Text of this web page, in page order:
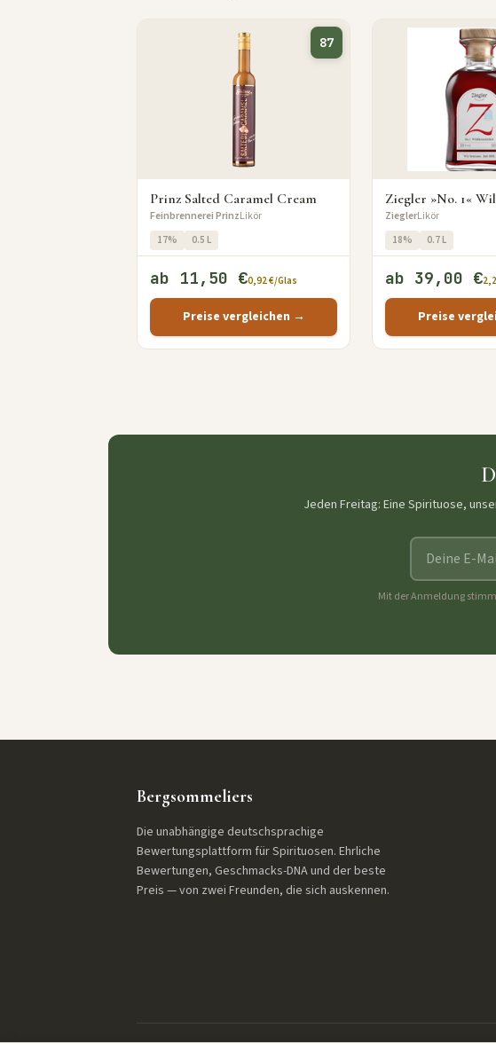
87
Prinz Salted Caramel Cream
Feinbrennerei PrinzLikör
17% 0.5 L
ab 11,50 €0,92 €/Glas
Preise vergleichen →
Ziegler »No. 1«
ZieglerLikör
18% 0.7 L
ab 39,00 €
Preise
Jeden Freitag: Eine Spirituose,
E-Mail-Adresse
Mit der Anmeldung
Bergsommeliers
Die unabhängige deutschsprachige
Bewertungsplattform für Spirituosen. Ehrliche
Bewertungen, Geschmacks-DNA und der beste
Preis — von zwei Freunden, die sich auskennen.